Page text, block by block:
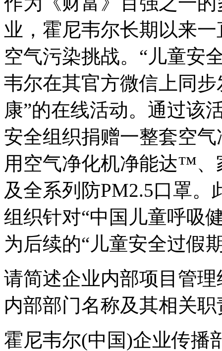
业，霍尼韦尔长期以来
空气污染挑战。“儿童安
韦尔在其官方微信上同
康”的在线活动。通过该
安全组织捐赠一整套空
用空气净化机净能达™、
及全系列防PM2.5口罩
组织针对“中国儿童呼吸
为后续的“儿童安全过假
请简述企业内部项目管
内部部门名称及其相关职
霍尼韦尔(中国)企业传播